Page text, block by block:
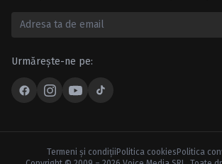
Urmărește-ne pe:
Termeni şi condiţii Politica cookies Politica